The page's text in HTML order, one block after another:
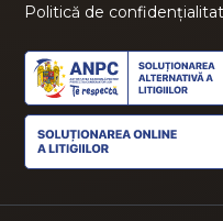
Politică de